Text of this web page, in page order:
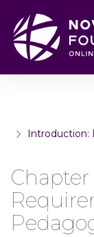
Introduction:
Chapter